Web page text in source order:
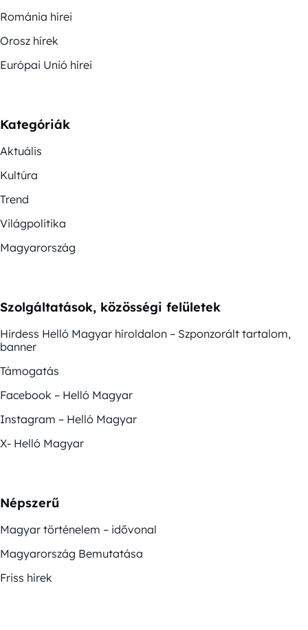
Románia hírei
Orosz hírek
Európai Unió hírei
Kategóriák
Aktuális
Kultúra
Trend
Világpolitika
Magyarország
Szolgáltatások, közösségi felületek
Hirdess Helló Magyar híroldalon – Szponzorált tartalom,
banner
Támogatás
Facebook – Helló Magyar
Instagram – Helló Magyar
X- Helló Magyar
Népszerű
Magyar történelem – idővonal
Magyarország Bemutatása
Friss hírek